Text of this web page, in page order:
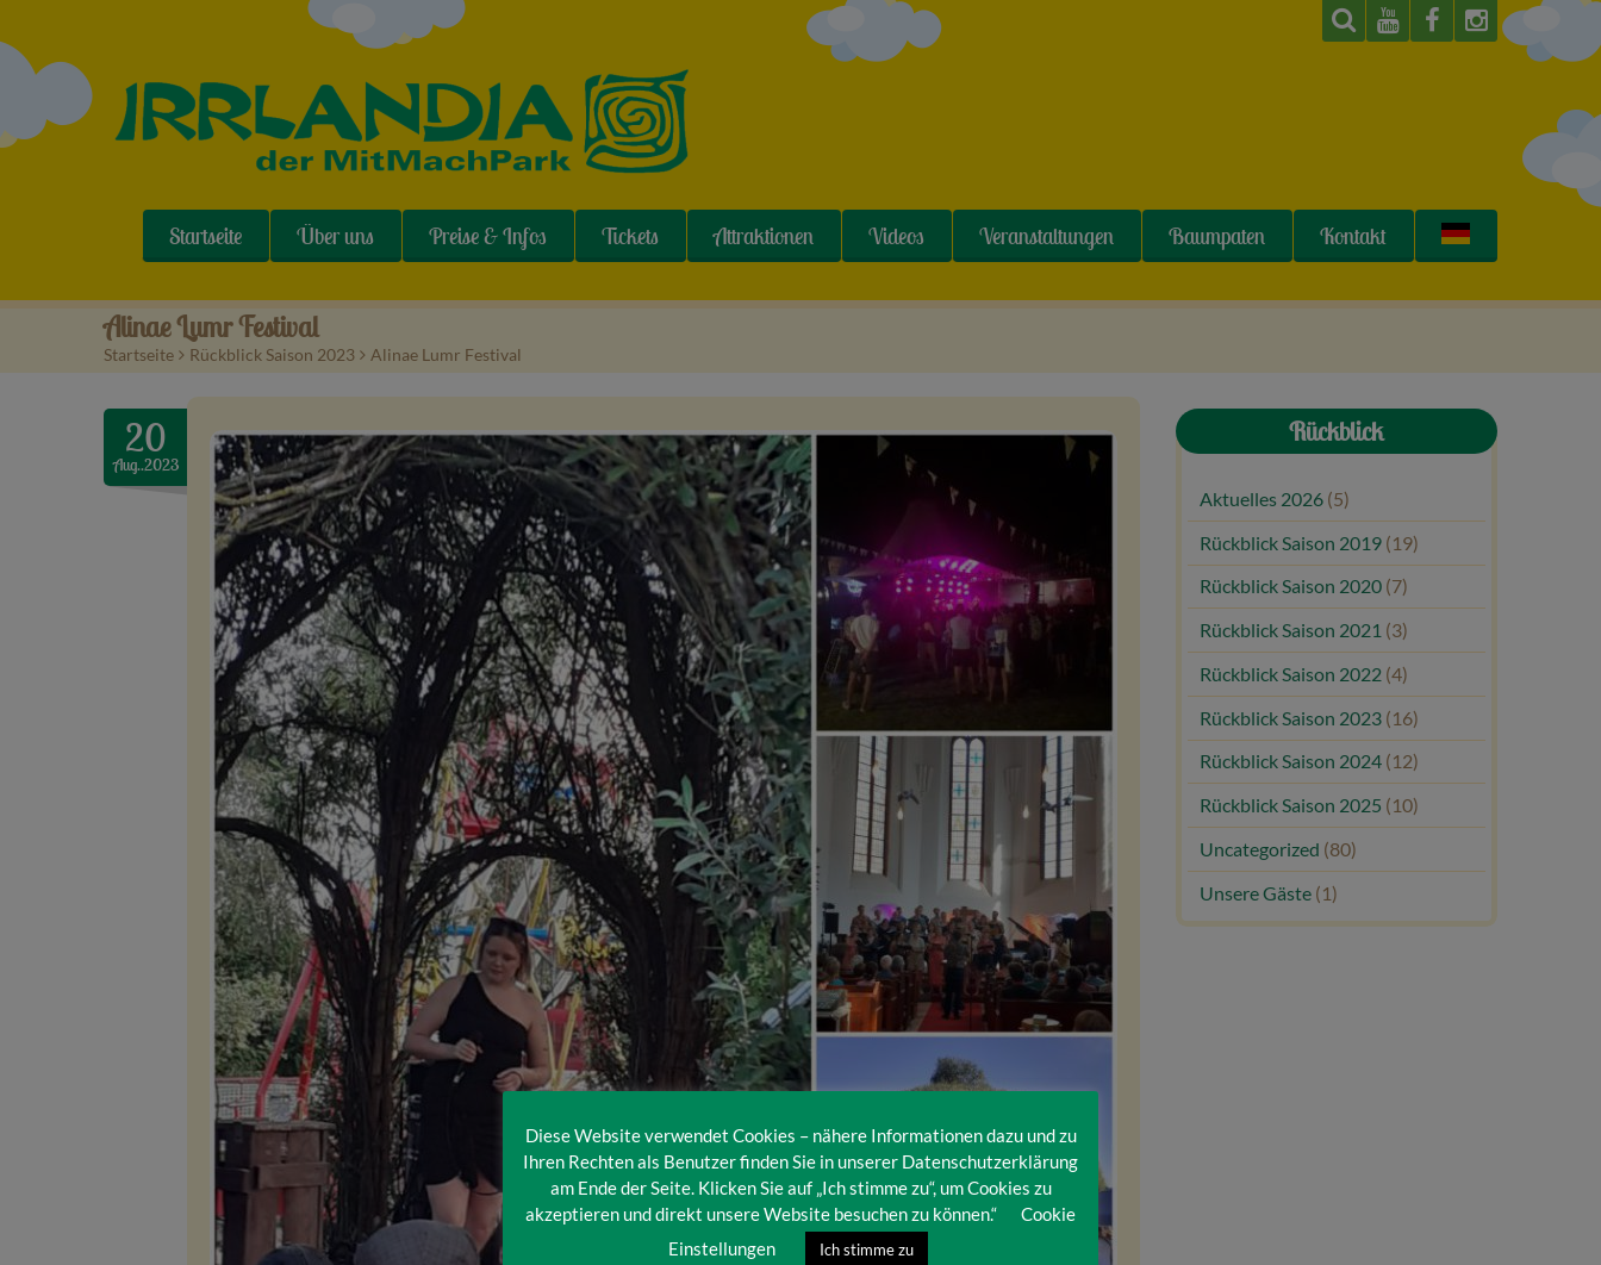
Startseite Über uns Preise & Infos Tickets Attraktionen Videos Veranstaltungen Baumpaten Kontakt
Alinae Lumr Festival
Startseite > Rückblick Saison 2023 > Alinae Lumr Festival
20
Aug..2023
Rückblick
Aktuelles 2026 (5)
Rückblick Saison 2019 (19)
Rückblick Saison 2020 (7)
Rückblick Saison 2021 (3)
Rückblick Saison 2022 (4)
Rückblick Saison 2023 (16)
Rückblick Saison 2024 (12)
Rückblick Saison 2025 (10)
Uncategorized (80)
Unsere Gäste (1)
Diese Website verwendet Cookies – nähere Informationen dazu und zu
Ihren Rechten als Benutzer finden Sie in unserer Datenschutzerklärung
am Ende der Seite. Klicken Sie auf „Ich stimme zu“, um Cookies zu
akzeptieren und direkt unsere Website besuchen zu können.“
Cookie
Einstellungen
Ich stimme zu